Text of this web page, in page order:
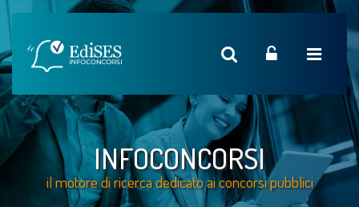
INFOCONCORSI
il motore di ricerca dedicato ai concorsi pubblici